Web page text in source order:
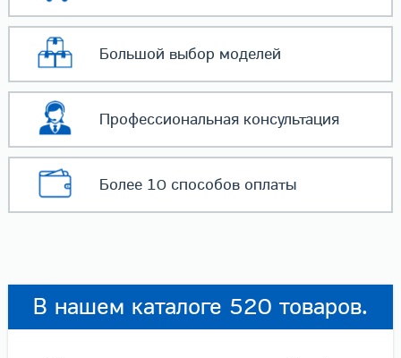
Большой выбор моделей
Профессиональнаяконсультация
Более 10 способовоплаты
В нашем каталоге 520 товаров.